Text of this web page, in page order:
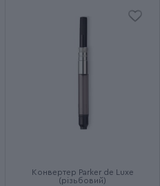
Конвертер Parker de Luxe
(різьбовий)